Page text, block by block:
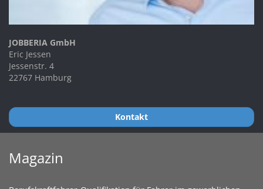
JOBBERIA GmbH
Eric Jessen
Jessenstr. 4
22767 Hamburg
Kontakt
Magazin